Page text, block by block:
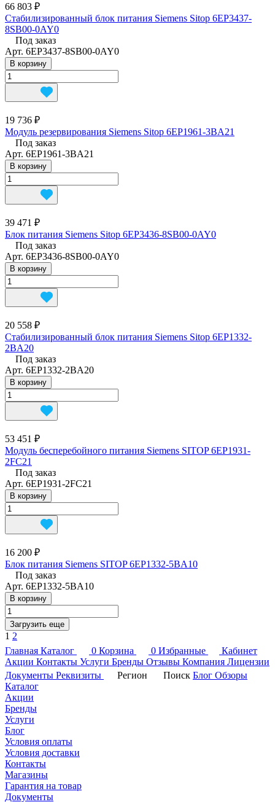
66 803 ₽
Стабилизированный блок питания Siemens Sitop 6EP3437-
8SB00-0AY0
Под заказ
Арт. 6EP3437-8SB00-0AY0
В корзину
19 736 ₽
Модуль резервирования Siemens Sitop 6EP1961-3BA21
Под заказ
Арт. 6EP1961-3BA21
В корзину
39 471 ₽
Блок питания Siemens Sitop 6EP3436-8SB00-0AY0
Под заказ
Арт. 6EP3436-8SB00-0AY0
В корзину
20 558 ₽
Стабилизированный блок питания Siemens Sitop 6EP1332-
2BA20
Под заказ
Арт. 6EP1332-2BA20
В корзину
53 451 ₽
Модуль бесперебойного питания Siemens SITOP 6EP1931-
2FC21
Под заказ
Арт. 6EP1931-2FC21
В корзину
16 200 ₽
Блок питания Siemens SITOP 6EP1332-5BA10
Под заказ
Арт. 6EP1332-5BA10
В корзину
Загрузить еще
1 2
Главная Каталог 0 Корзина 0 Избранные
Кабинет
Акции Контакты Услуги Бренды Отзывы Компания Лицензии
Документы Реквизиты Регион Поиск Блог Обзоры
Каталог
Акции
Бренды
Услуги
Блог
Условия оплаты
Условия доставки
Контакты
Магазины
Гарантия на товар
Документы